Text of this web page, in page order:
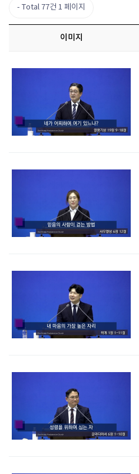
Total 77건 1 페이지
이미지